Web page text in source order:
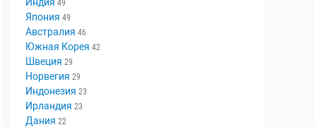
49
Япония 49
Австралия 46
Южная Корея 42
Швеция 29
Норвегия 29
Индонезия 23
Ирландия 23
Дания 22